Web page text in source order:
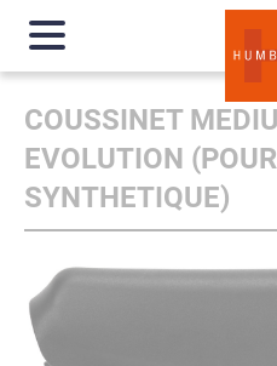
COUSSINET
EVOLUTION
SYNTHETIQUE)